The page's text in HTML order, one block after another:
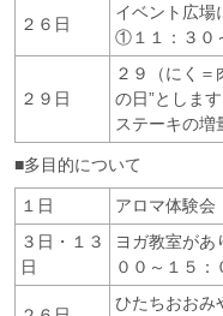
２６日
イベント広場
①１１：３
２９日
２９（にく＝
の日”としま
ステーキの増
■多目的について
１日
アロマ体験会
３日・１３
日
ヨガ教室があ
００～１５
ひたちおおみ